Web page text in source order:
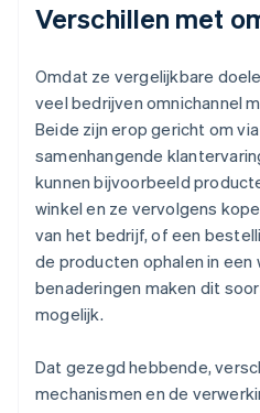
Verschillen met
Omdat ze vergelijkbare
veel bedrijven omnichannel
Beide zijn erop gericht om
samenhangende
kunnen bijvoorbeeld
winkel en ze vervolgens
van het bedrijf, of een
de producten ophalen in een
benaderingen maken dit
mogelijk.
Dat gezegd hebbende,
mechanismen en de